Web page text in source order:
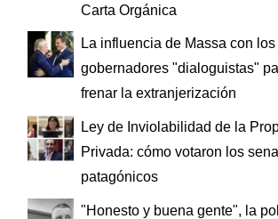
Carta Orgánica
La influencia de Massa con los
gobernadores "dialoguistas"
frenar la extranjerización
Ley de Inviolabilidad de la
Privada: cómo votaron los
patagónicos
"Honesto y buena gente", la